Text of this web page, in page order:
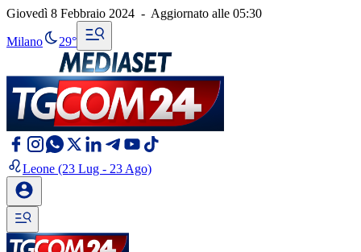
Giovedì 8 Febbraio 2024 - Aggiornato alle 05:30
Milano 29°
Leone (23 Lug - 23 Ago)